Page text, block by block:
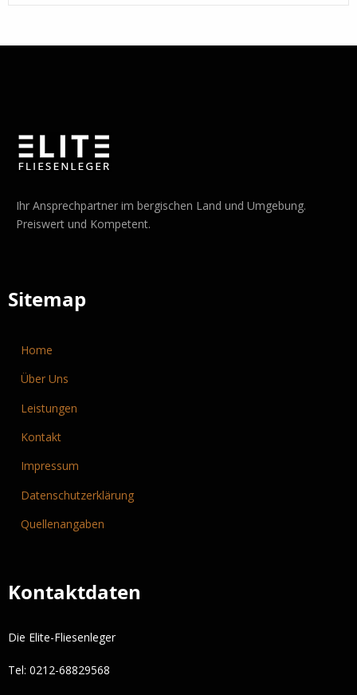
Ihr Ansprechpartner im bergischen Land und Umgebung.
Preiswert und Kompetent.
Sitemap
Home
Über Uns
Leistungen
Kontakt
Impressum
Datenschutzerklärung
Quellenangaben
Kontaktdaten
Die Elite-Fliesenleger
Tel: 0212-68829568